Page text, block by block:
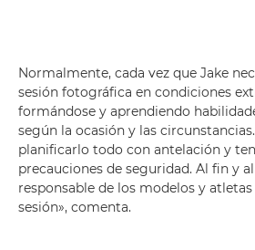
Normalmente, cada vez que Jake
sesión fotográfica en condiciones
formándose y aprendiendo
según la ocasión y las
planificarlo todo con antelación y
precauciones de seguridad. Al fin y
responsable de los modelos y
sesión», comenta.